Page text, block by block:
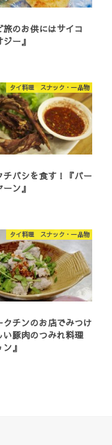
旅のお供にはサイコ
ー』
タイ料理 スナック・一品物
チバシを食す！『パー
ン』
タイ料理 スナック・一品物
クチンのお店でみつけ
い豚肉のつみれ料理
』